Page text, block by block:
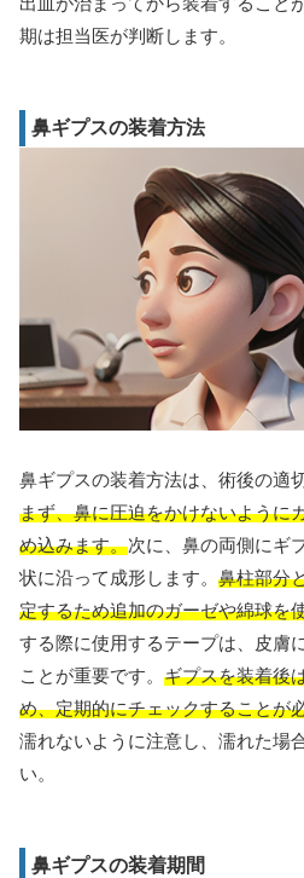
期は担当医が判断します。
鼻ギプスの装着方法
鼻ギプスの装着方法は、術後の適
まず、鼻に圧迫をかけないように
め込みます。次に、鼻の両側にギ
状に沿って成形します。 鼻柱部分
定するため追加のガーゼや綿球を
する際に使用するテープは、皮膚
ことが重要です。 ギプスを装着後
め、定期的にチェックすることが
濡れないように注意し、濡れた場
い。
鼻ギプスの装着期間